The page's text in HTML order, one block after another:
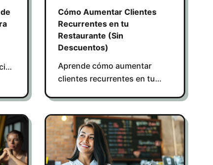
Cómo Aumentar Clientes
Recurrentes en tu
Restaurante (Sin
Descuentos)
Aprende cómo aumentar
clientes recurrentes en tu
descuentos, mejorando la
retención y la frecuencia de
visitas.